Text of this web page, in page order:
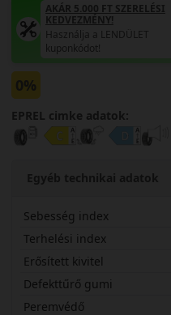
AKÁR 5.000 FT SZERELÉSI
KEDVEZMÉNY!
Használja a LENDÜLET
kuponkódot!
0%
EPREL cimke adatok:
Egyéb technikai adatok
Sebesség index
Terhelési index
Erősített kivitel
Defekttűrő gumi
Peremvédő